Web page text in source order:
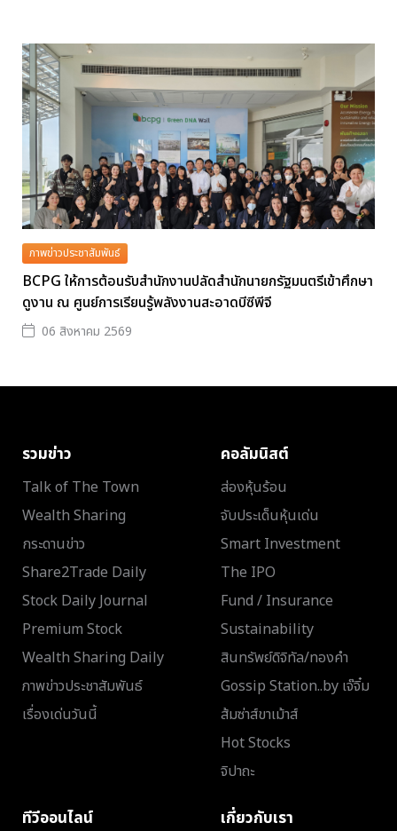
ภาพข่าวประชาสัมพันธ์
BCPG ให้การต้อนรับสำนักงานปลัดสำนักนายกรัฐมนตรีเข้าศึกษา
ดูงาน ณ ศูนย์การเรียนรู้พลังงานสะอาดบีซีพีจี
06 สิงหาคม 2569
รวมข่าว
Talk of The Town
Wealth Sharing
กระดานข่าว
Share2Trade Daily
Stock Daily Journal
Premium Stock
Wealth Sharing Daily
ภาพข่าวประชาสัมพันธ์
เรื่องเด่นวันนี้
คอลัมนิสต์
ส่องหุ้นร้อน
จับประเด็นหุ้นเด่น
Smart Investment
The IPO
Fund / Insurance
Sustainability
สินทรัพย์ดิจิทัล/ทองคำ
Gossip Station..by เจ๊จิ๋ม
ส้มซ่าส์ขาเม้าส์
Hot Stocks
จิปาถะ
ทีวีออนไลน์ เกี่ยวกับเรา